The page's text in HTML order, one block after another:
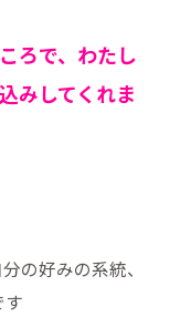
ろで、わたし
みしてくれま
の好みの系統、
す